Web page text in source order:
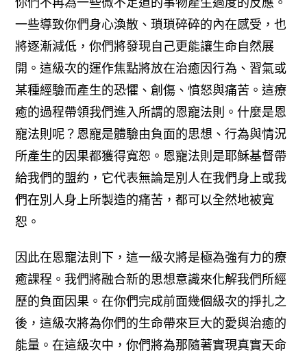
一些導致你們身心渙散、瑣瑣碎碎的內在感受，也
將逐漸減低，你們將發現自己更能讓生命自然展
開。這級次的運作焦點將放在治癒因行為、習氣或
某種經驗而產生的恐懼、創傷、憤怒與痛苦。這療
癒的過程帶領我們進入所謂的恩寵法則。什麼是恩
寵法則呢？恩寵是體驗由負面的思想、行為與情況
所產生的因果都獲得寬恕。恩寵法則是耶穌基督帶
給我們的盟約，它代表無論是別人在我們身上或我
們在別人身上所製造的痛苦，都可以全然地被寬
恕。
因此在恩寵法則下，這一級次將是極為強有力的療
癒課程。我們將融合新的思想意識來化解我們所經
歷的負面因果。在你們完成前面幾個級次的掙扎之
後，這級次將為你們的生命帶來巨大的愛與治癒的
能量。在這級次中，你們將為那隨著實現真實天命